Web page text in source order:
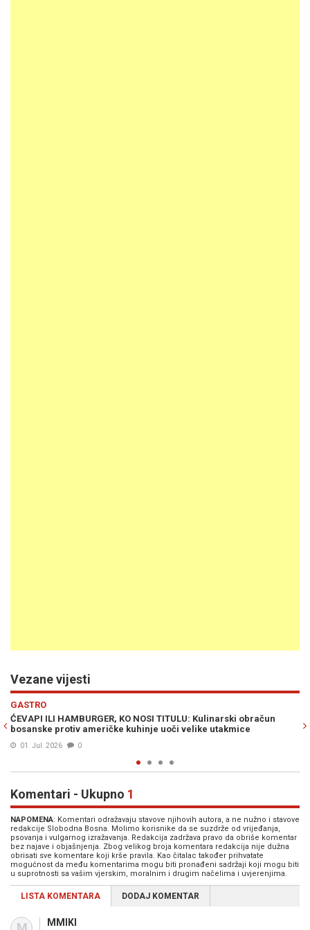
Vezane vijesti
Kulinarski obračun
utakmice
VAŽNO JE DA HRSKA: Na brzinu napravite
zaboravite jogurt…
Komentari - Ukupno 1
NAPOMENA: Komentari odražavaju stavove njihovih autora, a ne nužno i stavove
redakcije Slobodna Bosna. Molimo korisnike da se suzdrže od vrijeđanja,
psovanja i vulgarnog izražavanja. Redakcija zadržava pravo da obriše komentar
bez najave i objašnjenja. Zbog velikog broja komentara redakcija nije dužna
obrisati sve komentare koji krše pravila. Kao čitalac također prihvatate
mogućnost da među komentarima mogu biti pronađeni sadržaji koji mogu biti
u suprotnosti sa vašim vjerskim, moralnim i drugim načelima i uvjerenjima.
LISTA KOMENTARA DODAJ KOMENTAR
MMIKI